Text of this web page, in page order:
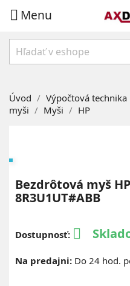
 Menu
Úvod Výpočtová technika
myši
Myši HP
Bezdrôtová myš
8R3U1UT#ABB
Dostupnosť: 
Na predajni: Do 24 hod.